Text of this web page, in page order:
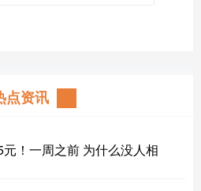
点资讯
！一周之前 为什么没人相